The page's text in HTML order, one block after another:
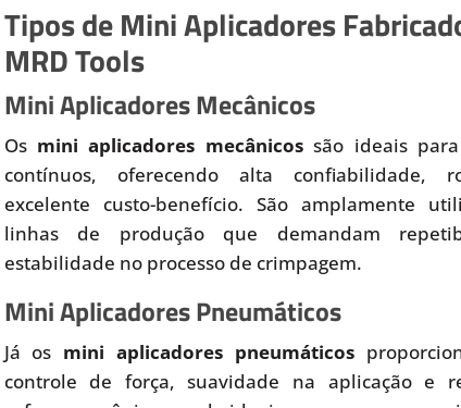
Tipos de Mini Aplicadores
MRD Tools
Mini Aplicadores Mecânicos
Os mini aplicadores mecânicossão ideais para
contínuos, oferecendo alta confiabilidade,
excelente custo-benefício. São amplamente
linhas de produção que demandam
estabilidade no processo de crimpagem.
Mini Aplicadores Pneumáticos
Já os mini aplicadores pneumáticos
controle de força, suavidade na aplicação e